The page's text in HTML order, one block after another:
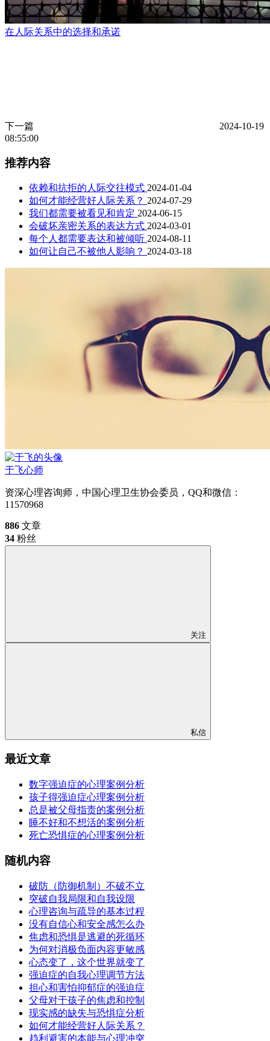
在人际关系中的选择和承诺
下一篇
2024-10-19
08:55:00
推荐内容
依赖和抗拒的人际交往模式 2024-01-04
如何才能经营好人际关系？ 2024-07-29
我们都需要被看见和肯定 2024-06-15
会破坏亲密关系的表达方式 2024-03-01
每个人都需要表达和被倾听 2024-08-11
如何让自己不被他人影响？ 2024-03-18
于飞心师
资深心理咨询师，中国心理卫生协会委员，QQ和微信：
11570968
886 文章
34 粉丝
关注
私信
最近文章
数字强迫症的心理案例分析
孩子得强迫症心理案例分析
总是被父母指责的案例分析
睡不好和不想活的案例分析
死亡恐惧症的心理案例分析
随机内容
破防（防御机制）不破不立
突破自我局限和自我设限
心理咨询与疏导的基本过程
没有自信心和安全感怎么办
焦虑和恐惧是逃避的死循环
为何对消极负面内容更敏感
心态变了，这个世界就变了
强迫症的自我心理调节方法
担心和害怕抑郁症的强迫症
父母对于孩子的焦虑和控制
现实感的缺失与恐惧症分析
如何才能经营好人际关系？
趋利避害的本能与心理冲突